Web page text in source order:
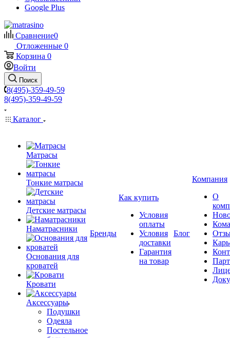
Google Plus
Сравнение0
Отложенные 0
Корзина 0
Войти
Поиск
8(495)-359-49-59
8(495)-359-49-59
Каталог
Матрасы
Тонкие матрасы
Детские матрасы
Наматрасники
Основания для
кроватей
Кровати
Аксессуары
Подушки
Одеяла
Постельное
Бренды
Как купить
Условия
оплаты
Условия
доставки
Гарантия
на товар
Блог
Компания
О